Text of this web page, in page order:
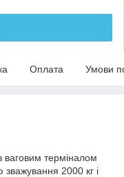
Оплата Умови
терміналом
2000 кг і